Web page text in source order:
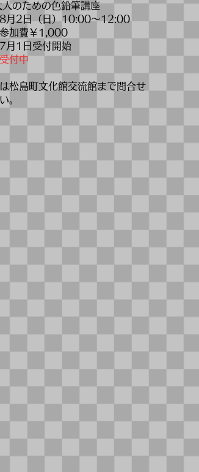
のための色鉛筆講座
（日）10:00～12:00
￥1,000
日受付開始
受付中
松島町文化館交流館まで問合せ
。